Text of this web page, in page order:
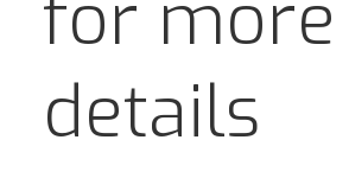
for more
details